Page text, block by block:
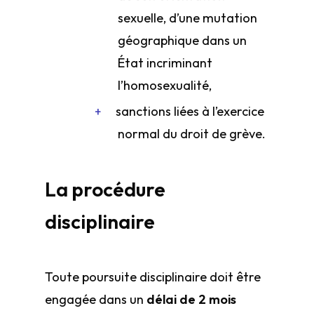
sexuelle, d’une mutation
géographique dans un
État incriminant
l’homosexualité,
sanctions liées à l’exercice
normal du droit de grève.
La procédure
disciplinaire
Toute poursuite disciplinaire doit être
engagée dans un délai de 2 mois